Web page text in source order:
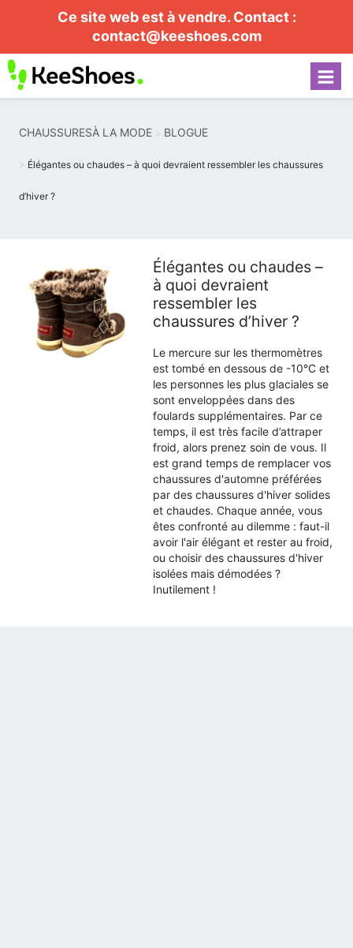
Ce site web est à vendre. Contact :
contact@keeshoes.com
CHAUSSURESÀ LA MODE BLOGUE
Élégantes ou chaudes – à quoi devraient ressembler les chaussures
d’hiver ?
Élégantes ou chaudes –
à quoi devraient
ressembler les
chaussures d’hiver ?
Le mercure sur les thermomètres
est tombé en dessous de -10°C et
les personnes les plus glaciales se
sont enveloppées dans des
foulards supplémentaires. Par ce
temps, il est très facile d’attraper
froid, alors prenez soin de vous. Il
est grand temps de remplacer vos
chaussures d'automne préférées
par des chaussures d'hiver solides
et chaudes. Chaque année, vous
êtes confronté au dilemme : faut-il
avoir l'air élégant et rester au froid,
ou choisir des chaussures d'hiver
isolées mais démodées ?
Inutilement !